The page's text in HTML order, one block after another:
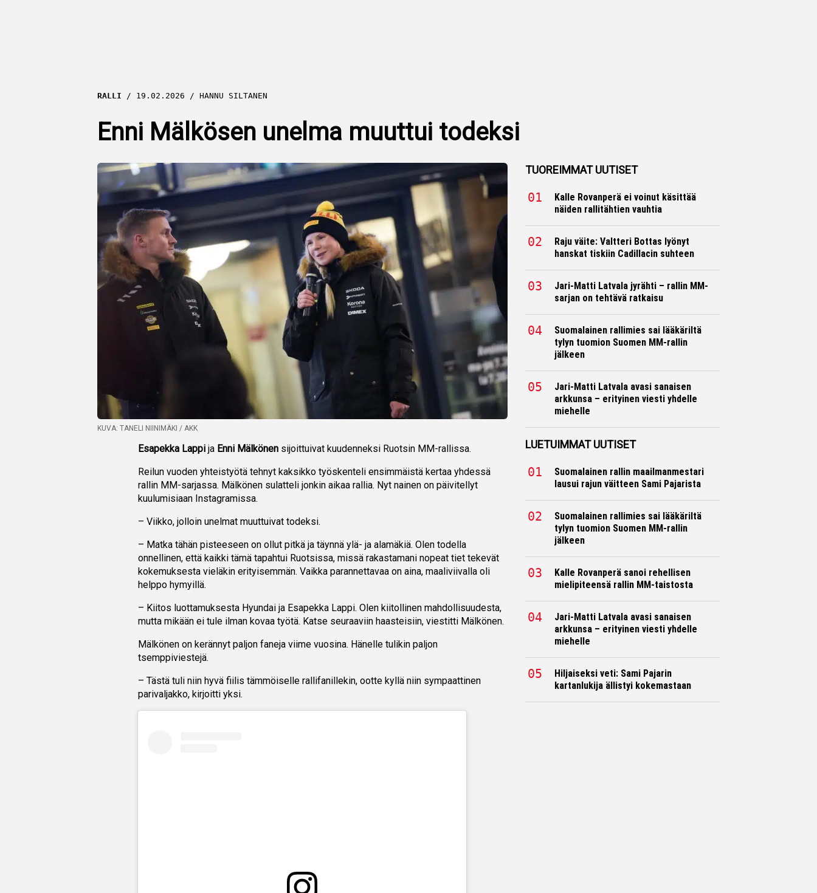
RALLI 19.02.2026 HANNU SILTANEN
Enni Mälkösen unelma muuttui todeksi
KUVA: TANELI NIINIMÄKI / AKK
Esapekka Lappi ja Enni Mälkönen sijoittuivat kuudenneksi Ruotsin MM-rallissa.
Reilun vuoden yhteistyötä tehnyt kaksikko työskenteli ensimmäistä kertaa yhdessä
rallin MM-sarjassa. Mälkönen sulatteli jonkin aikaa rallia. Nyt nainen on päivitellyt
kuulumisiaan Instagramissa.
– Viikko, jolloin unelmat muuttuivat todeksi.
– Matka tähän pisteeseen on ollut pitkä ja täynnä ylä- ja alamäkiä. Olen todella
onnellinen, että kaikki tämä tapahtui Ruotsissa, missä rakastamani nopeat tiet tekevät
kokemuksesta vieläkin erityisemmän. Vaikka parannettavaa on aina, maaliviivalla oli
helppo hymyillä.
– Kiitos luottamuksesta Hyundai ja Esapekka Lappi. Olen kiitollinen mahdollisuudesta,
mutta mikään ei tule ilman kovaa työtä. Katse seuraaviin haasteisiin, viestitti Mälkönen.
Mälkönen on kerännyt paljon faneja viime vuosina. Hänelle tulikin paljon
tsemppiviestejä.
– Tästä tuli niin hyvä fiilis tämmöiselle rallifanillekin, ootte kyllä niin sympaattinen
parivaljakko, kirjoitti yksi.
TUOREIMMAT UUTISET
Kalle Rovanperä ei voinut käsittää
näiden rallitähtien vauhtia
Raju väite: Valtteri Bottas lyönyt
hanskat tiskiin Cadillacin suhteen
Jari-Matti Latvala jyrähti – rallin MM-
sarjan on tehtävä ratkaisu
Suomalainen rallimies sai lääkäriltä
tylyn tuomion Suomen MM-rallin
jälkeen
Jari-Matti Latvala avasi sanaisen
arkkunsa – erityinen viesti yhdelle
miehelle
LUETUIMMAT UUTISET
Suomalainen rallin maailmanmestari
lausui rajun väitteen Sami Pajarista
Suomalainen rallimies sai lääkäriltä
tylyn tuomion Suomen MM-rallin
jälkeen
Kalle Rovanperä sanoi rehellisen
mielipiteensä rallin MM-taistosta
Jari-Matti Latvala avasi sanaisen
arkkunsa – erityinen viesti yhdelle
miehelle
Hiljaiseksi veti: Sami Pajarin
kartanlukija ällistyi kokemastaan